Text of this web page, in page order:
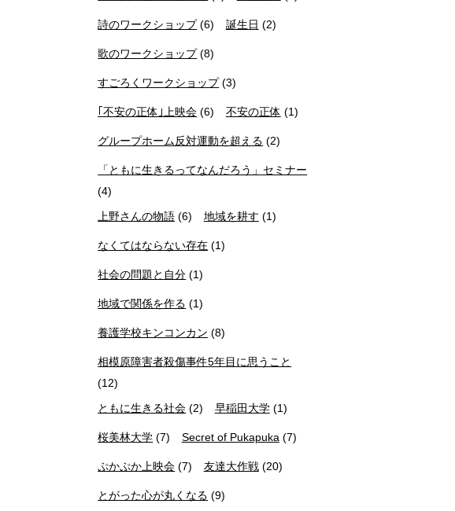
詩のワークショップ(6) 誕生日 (2)
歌のワークショップ(8)
すごろくワークショップ(3)
｢不安の正体｣上映会 (6) 不安の正体 (1)
グループホーム反対運動を超える (2)
「ともに生きるってなんだろう」セミナー
(4)
上野さんの物語 (6) 地域を耕す (1)
なくてはならない存在 (1)
社会の問題と自分 (1)
地域で関係を作る (1)
養護学校キンコンカン (8)
相模原障害者殺傷事件5年目に思うこと
(12)
ともに生きる社会 (2) 早稲田大学(1)
桜美林大学 (7) Secret of Pukapuka(7)
ぷかぷか上映会 (7) 友達大作戦(20)
とがった心が丸くなる (9)